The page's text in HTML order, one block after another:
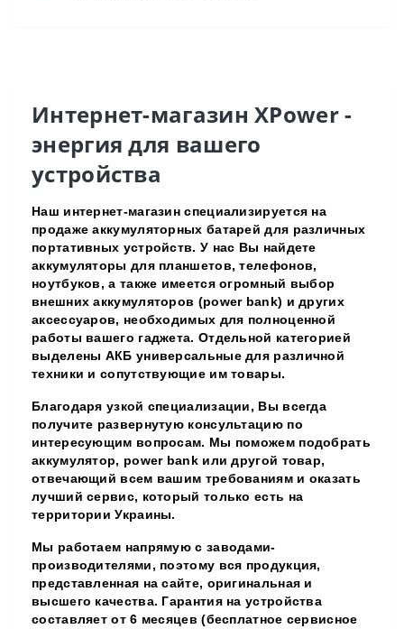
Интернет-магазин XPower -
энергия для вашего
устройства
Наш интернет-магазин специализируется на
продаже аккумуляторных батарей для различных
портативных устройств. У нас Вы найдете
аккумуляторы для планшетов, телефонов,
ноутбуков, а также имеется огромный выбор
внешних аккумуляторов (power bank) и других
аксессуаров, необходимых для полноценной
работы вашего гаджета. Отдельной категорией
выделены АКБ универсальные для различной
техники и сопутствующие им товары.
Благодаря узкой специализации, Вы всегда
получите развернутую консультацию по
интересующим вопросам. Мы поможем подобрать
аккумулятор, power bank или другой товар,
отвечающий всем вашим требованиям и оказать
лучший сервис, который только есть на
территории Украины.
Мы работаем напрямую с заводами-
производителями, поэтому вся продукция,
представленная на сайте, оригинальная и
высшего качества. Гарантия на устройства
составляет от 6 месяцев (бесплатное сервисное